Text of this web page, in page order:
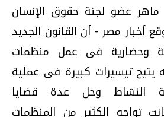
ماهر عضو لجنة حقوق الإنسان
أخبار مصر - أن القانون الجديد
وحضارية فى عمل منظمات
يتيح تيسيرات كبيرة فى عملية
النشاط وحل عدة قضايا
تواجه الكثير من المنظمات